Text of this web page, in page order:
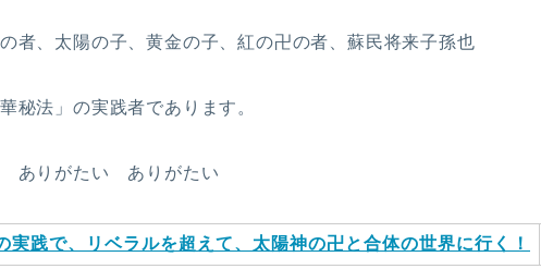
者、太陽の子、黄金の子、紅の卍の者、蘇民将来子孫也
秘法」の実践者であります。
ありがたい ありがたい
実践で、リベラルを超えて、太陽神の卍と合体の世界に行く！